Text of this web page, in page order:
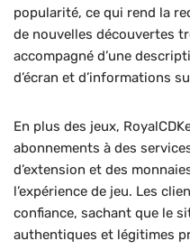
popularité, ce qui rend la
de nouvelles découvertes
accompagné d’une
d’écran et d’informations
En plus des jeux,
abonnements à des
d’extension et des
l’expérience de jeu. Les
confiance, sachant que le
authentiques et légitimes